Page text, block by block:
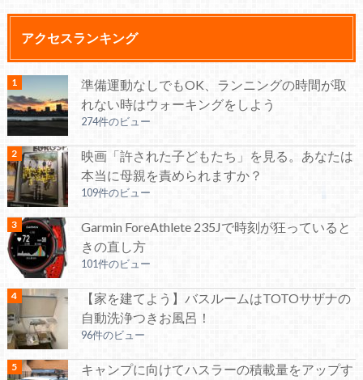
アクセスランキング
準備運動なしでもOK、ランニングの時間が取
れない時はウォーキングをしよう
274件のビュー
映画「許された子どもたち」を見る。あなたは
本当に母親を責められますか？
109件のビュー
Garmin ForeAthlete 235Jで時刻が狂っていると
きの直し方
101件のビュー
【家を建てよう】バスルームはTOTOサザナの
自動洗浄つきお風呂！
96件のビュー
キャンプに向けてハスラーの積載量をアップす